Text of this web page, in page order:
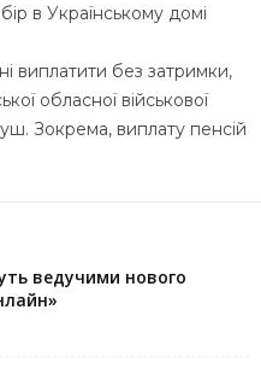
в Українському домі
виплатити без затримки,
обласної військової
Зокрема, виплату пенсій
ведучими нового